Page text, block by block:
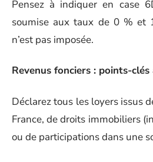
Pensez à indiquer en case
soumise aux taux de 0 % et
n’est pas imposée.
Revenus fonciers : points-
Déclarez tous les loyers issus
France, de droits immobiliers
ou de participations dans une